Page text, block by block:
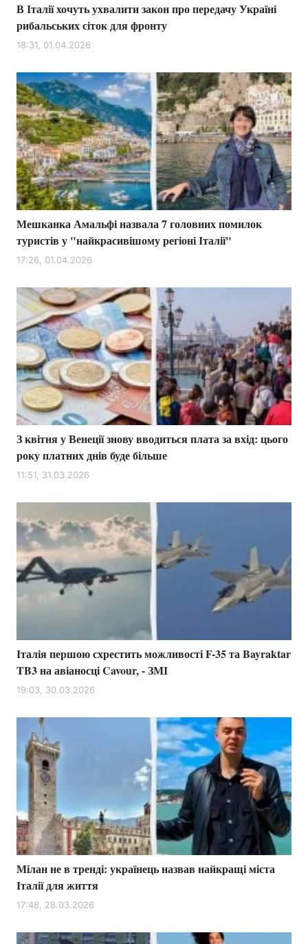
В Італії хочуть ухвалити закон про передачу Україні
рибальських сіток для фронту
18:31, 01.04.2026
Мешканка Амальфі назвала 7 головних помилок
туристів у "найкрасивішому регіоні Італії"
17:26, 01.04.2026
З квітня у Венеції знову вводиться плата за вхід: цього
року платних днів буде більше
11:51, 31.03.2026
Італія першою схрестить можливості F-35 та Bayraktar
TB3 на авіаносці Cavour, - ЗМІ
19:03, 30.03.2026
Мілан не в тренді: українець назвав найкращі міста
Італії для життя
17:48, 28.03.2026